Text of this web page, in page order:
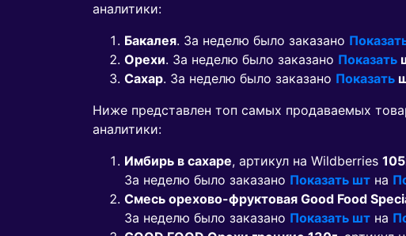
аналитики:
Бакалея. За неделю было заказано
Орехи. За неделю было заказано Показать
Сахар. За неделю было заказано Показать
Ниже представлен топ самых продаваемых
аналитики:
Имбирь в сахаре, артикул на Wildberries
За неделю было заказано Показать шт на
Смесь орехово-фруктовая Good Food
За неделю было заказано Показать шт на